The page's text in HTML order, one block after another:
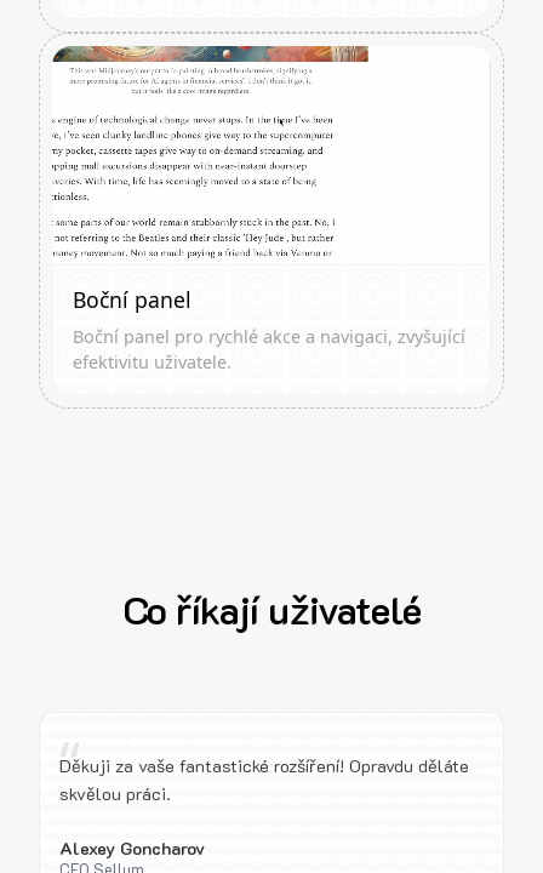
Boční panel
Boční panel pro rychlé akce a navigaci, zvyšující
efektivitu uživatele.
Co říkají uživatelé
“
Děkuji za vaše fantastické rozšíření! Opravdu děláte
skvělou práci.
Alexey Goncharov